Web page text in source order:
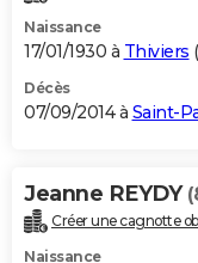
Naissance
17/01/1930 à Thiviers (
Décès
07/09/2014 à Saint-
Jeanne REYDY
Créer une cagnotte
Naissance